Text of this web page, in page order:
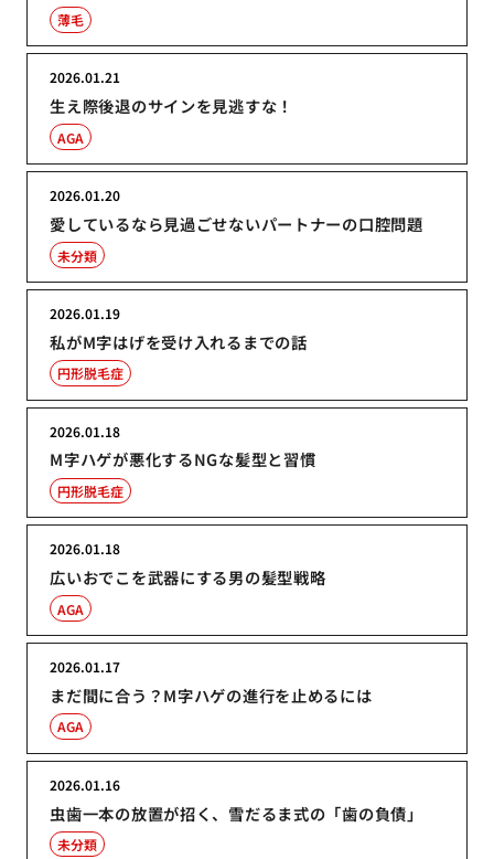
薄毛
生え際後退のサインを見逃すな！
2026.01.21
AGA
愛しているなら見過ごせないパートナーの口腔問題
2026.01.20
未分類
私がM字はげを受け入れるまでの話
2026.01.19
円形脱毛症
M字ハゲが悪化するNGな髪型と習慣
2026.01.18
円形脱毛症
広いおでこを武器にする男の髪型戦略
2026.01.18
AGA
まだ間に合う？M字ハゲの進行を止めるには
2026.01.17
AGA
虫歯一本の放置が招く、雪だるま式の「歯の負債」
2026.01.16
未分類